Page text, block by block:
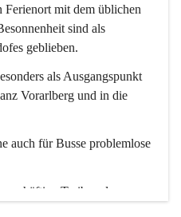
Ferienort mit dem üblichen
sind als
geblieben.
als Ausgangspunkt
Vorarlberg und in die
auch für Busse problemlose
Treiben der